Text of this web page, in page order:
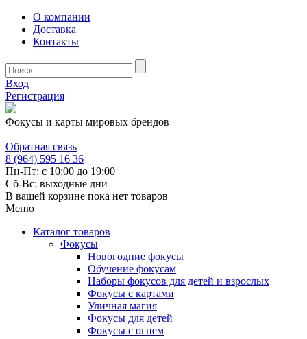
О компании
Доставка
Контакты
Вход
Регистрация
Фокусы и карты мировых брендов
Обратная связь
8 (964) 595 16 36
Пн-Пт: с 10:00 до 19:00
Сб-Вс: выходные дни
В вашей корзине пока нет товаров
Меню
Каталог товаров
Фокусы
Новогодние фокусы
Обучение фокусам
Наборы фокусов для детей и взрослых
Фокусы с картами
Уличная магия
Фокусы для детей
Фокусы с огнем